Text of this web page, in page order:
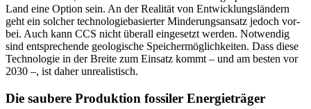
Land eine Option sein. An der Realität von Ent­wicklungsländern
geht ein solcher techno­logiebasierter Minderungsansatz jedoch vor­
bei. Auch kann CCS nicht überall ein­gesetzt werden. Notwendig
sind entspre­chende geologische Speichermöglichkeiten. Dass diese
Technologie in der Breite zum Einsatz kommt – und am besten vor
2030 –, ist daher unrealistisch.
Die saubere Produktion fossiler Energieträger